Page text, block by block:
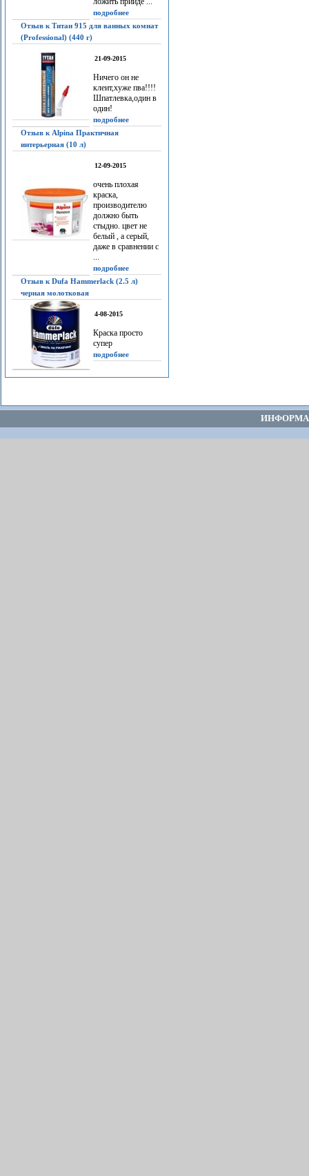
подробнее
Отзыв к Титан 915 для ванных комнат
(Professional) (440 г)
21-09-2015
Ничего он не
клеит,хуже пва!!!!
Шпатлевка,один в
один!
подробнее
Отзыв к Alpina Практичная
интерьерная (10 л)
12-09-2015
очень плохая
краска,
производителю
должно быть
стыдно. цвет не
белый , а серый,
даже в сравнении с
...
подробнее
Отзыв к Dufa Hammerlack (2.5 л)
черная молотковая
4-08-2015
Краска просто
супер
подробнее